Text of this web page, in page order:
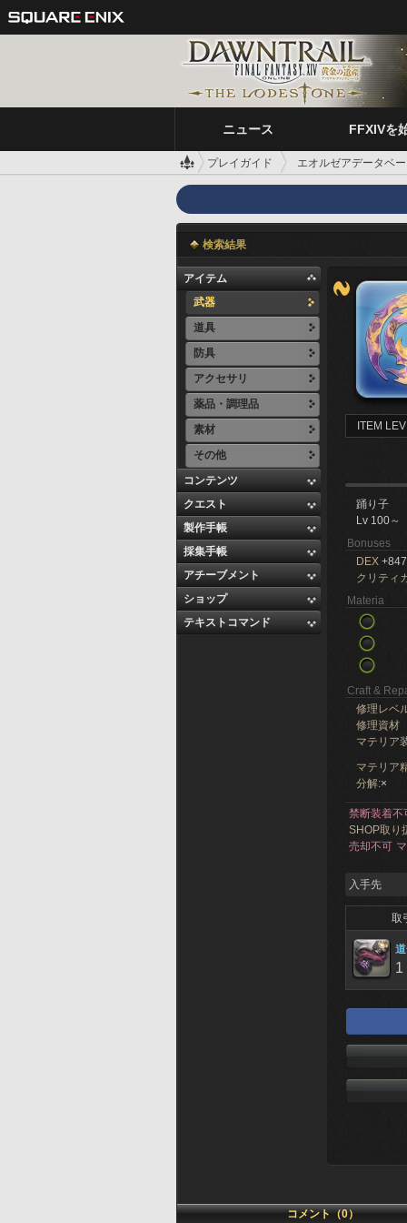
ニュース FFXIVを
プレイガイド エオルゼアデータベ
検索結果
アイテム
武器
道具
防具
アクセサリ
薬品・調理品
素材
その他
コンテンツ
クエスト
製作手帳
採集手帳
アチーブメント
ショップ
テキストコマンド
ITEM
踊り子
Lv 100～
Bonuses
DEX +847
クリティ
Materia
Craft &
修理レベ
修理資材
マテリア
マテリア
分解:×
禁断装着不
SHOP取り
売却不可
入手先
取
1
コメント（0）